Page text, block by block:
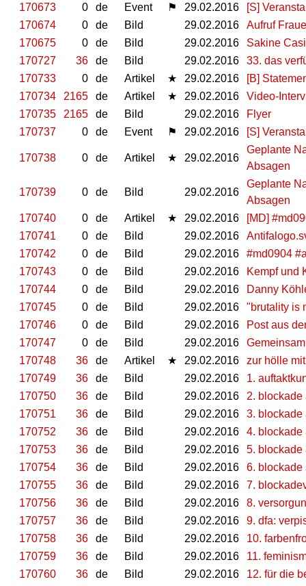
170673
0 de Event ⚑ 29.02.2016
[S]
170674
0 de Bild 29.02.2016
Aufruf
170675
0 de Bild 29.02.2016
Sakine
170727
36 de Bild 29.02.2016
33. das
170733
0 de Artikel ★ 29.02.2016
[B]
170734
2165 de Artikel ★ 29.02.2016
Video-
170735
2165 de Bild 29.02.2016
Flyer
170737
0 de Event ⚑ 29.02.2016 [S]
170738 0 de Artikel ★ 29.02.2016
Geplante
Absagen
170739 0 de Bild 29.02.2016
Geplante
Absagen
170740
0 de Artikel ★ 29.02.2016
[MD]
170741
0 de Bild 29.02.2016
170742
0 de Bild 29.02.2016
#md0904
170743
0 de Bild 29.02.2016
Kempf und
170744
0 de Bild 29.02.2016
Danny
170745
0 de Bild 29.02.2016
"brutality is
170746
0 de Bild 29.02.2016
Post aus
170747
0 de Bild 29.02.2016
170748
36 de Artikel ★ 29.02.2016
zur hölle
170749
36 de Bild 29.02.2016
1.
170750
36 de Bild 29.02.2016
2. blockade
170751
36 de Bild 29.02.2016
3. blockade
170752
36 de Bild 29.02.2016
4. blockade
170753
36 de Bild 29.02.2016
5. blockade
170754
36 de Bild 29.02.2016
6. blockade
170755
36 de Bild 29.02.2016
7.
170756
36 de Bild 29.02.2016
8.
170757
36 de Bild 29.02.2016
9. dfa:
170758
36 de Bild 29.02.2016
10.
170759
36 de Bild 29.02.2016
11.
170760
36 de Bild 29.02.2016
12. für die